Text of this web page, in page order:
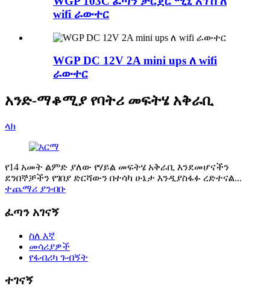
wifi ራውተር
WGP DC 12V 2A mini ups ለ wifi
ራውተር
አንድ-ማቆሚያ የባትሪ መፍትሄ አቅራቢ
ላክ
የ14 አመት ልምድ ያለው የሃይል መፍትሄ አቅራቢ እንደመሆናችን
ደንበኞቻችን የገበያ ድርሻውን በተሳካ ሁኔታ እንዲያስፋፉ ረድተናል...
ተጨማሪ ያንብቡ
ፈጣን አገናኝ
ስለ እኛ
መሳሪያዎች
የፋብሪካ ጉብኝት
ተገናኝ